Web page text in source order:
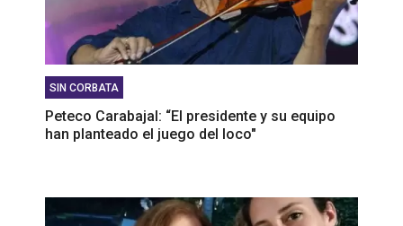
SIN CORBATA
Peteco Carabajal: “El presidente y su equipo
han planteado el juego del loco"